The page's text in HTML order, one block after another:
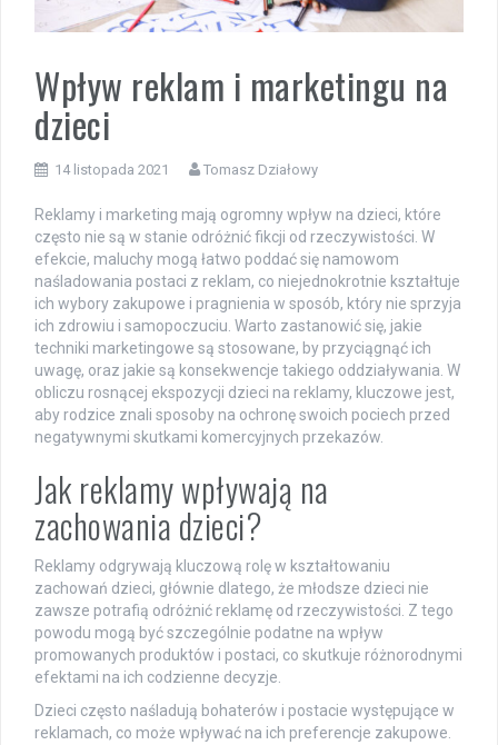
Wpływ reklam i marketingu na
dzieci
14 listopada 2021 Tomasz Działowy
Reklamy i marketing mają ogromny wpływ na dzieci, które
często nie są w stanie odróżnić fikcji od rzeczywistości. W
efekcie, maluchy mogą łatwo poddać się namowom
naśladowania postaci z reklam, co niejednokrotnie kształtuje
ich wybory zakupowe i pragnienia w sposób, który nie sprzyja
ich zdrowiu i samopoczuciu. Warto zastanowić się, jakie
techniki marketingowe są stosowane, by przyciągnąć ich
uwagę, oraz jakie są konsekwencje takiego oddziaływania. W
obliczu rosnącej ekspozycji dzieci na reklamy, kluczowe jest,
aby rodzice znali sposoby na ochronę swoich pociech przed
negatywnymi skutkami komercyjnych przekazów.
Jak reklamy wpływają na
zachowania dzieci?
Reklamy odgrywają kluczową rolę w kształtowaniu
zachowań dzieci, głównie dlatego, że młodsze dzieci nie
zawsze potrafią odróżnić reklamę od rzeczywistości. Z tego
powodu mogą być szczególnie podatne na wpływ
promowanych produktów i postaci, co skutkuje różnorodnymi
efektami na ich codzienne decyzje.
Dzieci często naśladują bohaterów i postacie występujące w
reklamach, co może wpływać na ich preferencje zakupowe.